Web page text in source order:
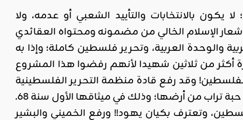
بالانتخابات والتأييد الشعبي أو عدمه، ولا
شعار الإسلام الخالي من مضمونه ومحتواه العقائدي
والوحدة العربية، وتحرير فلسطين كاملة؛ وإذا به
من ثلاثين شهيدا لأنهم رفضوا هذا المشروع
لفلسطين! وقد رفع قادة منظمة التحرير الفلسطينية
أيضا شعار تحرير فلسطين كاملة من البحر إلى النهر، وعدم التفريط في حبة تراب من أرضها؛ وذلك في ميثاقها الأول سنة 68.
وتعترف بكيان يهود!! ورفع الخميني والبشير